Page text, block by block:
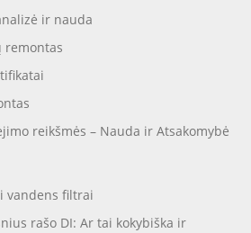
ir nauda
remontas
reikšmės – Nauda ir Atsakomybė
vandens filtrai
rašo DI: Ar tai kokybiška ir